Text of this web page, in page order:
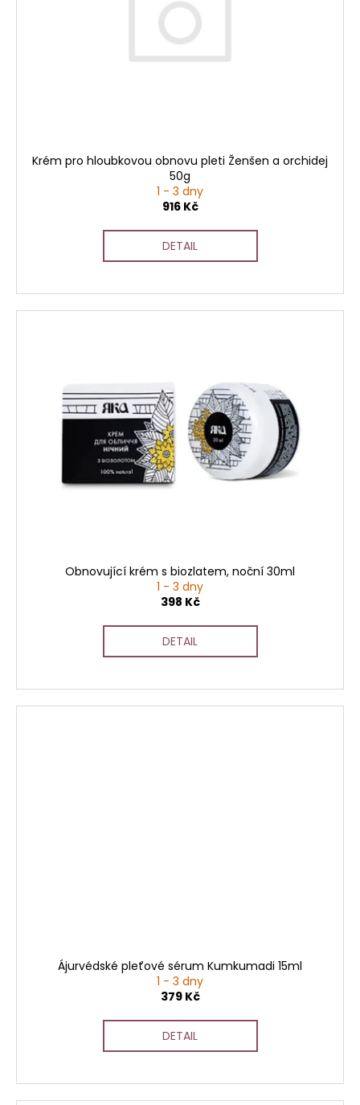
Krém pro hloubkovou obnovu pleti Ženšen a orchidej
50g
1 - 3 dny
916 Kč
DETAIL
Obnovující krém s biozlatem, noční 30ml
1 - 3 dny
398 Kč
DETAIL
Ájurvédské pleťové sérum Kumkumadi 15ml
1 - 3 dny
379 Kč
DETAIL